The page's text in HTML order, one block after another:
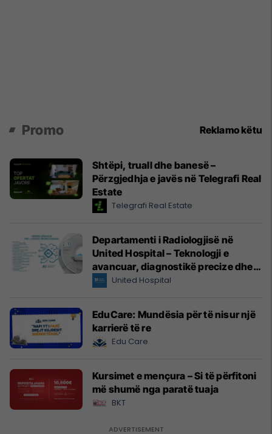
Promo Reklamo këtu
Shtëpi, truall dhe banesë –
Përzgjedhja e javës në Telegrafi Real
Estate
Telegrafi Real Estate
Departamenti i Radiologjisë në
United Hospital – Teknologji e
avancuar, diagnostikë precize dhe
kujdes profesional
United Hospital
EduCare: Mundësia për të nisur një
karrierë të re
Edu Care
Kursimet e mençura – Si të përfitoni
më shumë nga paratë tuaja
BKT